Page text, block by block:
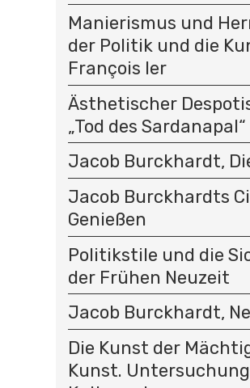
Manierismus und
der Politik und die
François Ier
Ästhetischer
„Tod des
Jacob Burckhardt,
Jacob Burckhardts
Genießen
Politikstile und die
der Frühen Neuzeit
Jacob Burckhardt,
Die Kunst der
Kunst.